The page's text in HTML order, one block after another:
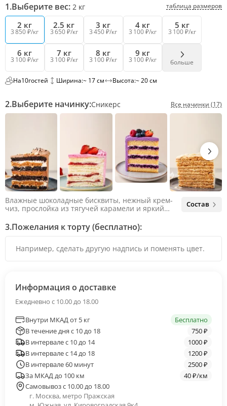
1.Выберите вес: 2 кг таблица размеров
2 кг
3 850 ₽/кг
2.5 кг
3 650 ₽/кг
3 кг
3 450 ₽/кг
4 кг
3 100 ₽/кг
5 кг
3 100 ₽/кг
6 кг
3 100 ₽/кг
7 кг
3 100 ₽/кг
8 кг
3 100 ₽/кг
9 кг
3 100 ₽/кг больше
На10гостей Ширина:~ 17 см Высота:~ 20 см
2.Выберите начинку:Сникерс Все начинки (17)
Влажные шоколадные бисквиты, нежный крем-
чиз, прослойка из тягучей карамели и яркий
яркий вкус шоколада и тягучей карамели, не
оставляя ни единого шанса остаться
Состав
3.Пожелания к торту (бесплатно):
Информация о доставке
Ежедневно с 10.00 до 18.00
Внутри МКАД от 5 кг
Бесплатно
В течение дня с 10 до 18
750 ₽
В интервале с 10 до 14
1000 ₽
В интервале с 14 до 18
1200 ₽
В интервале 60 минут
2500 ₽
За МКАД до 100 км
40 ₽/км
Самовывоз с 10.00 до 18.00
г. Москва, метро Пражская